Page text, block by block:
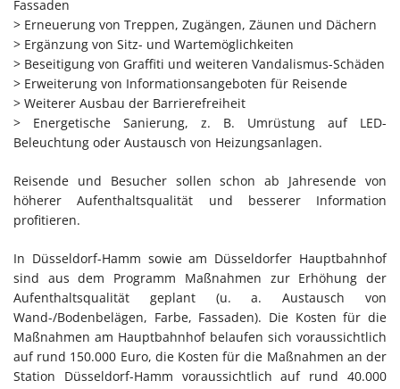
Fassaden
> Erneuerung von Treppen, Zugängen, Zäunen und Dächern
> Ergänzung von Sitz- und Wartemöglichkeiten
> Beseitigung von Graffiti und weiteren Vandalismus-Schäden
> Erweiterung von Informationsangeboten für Reisende
> Weiterer Ausbau der Barrierefreiheit
> Energetische Sanierung, z. B. Umrüstung auf LED-
Beleuchtung oder Austausch von Heizungsanlagen.
Reisende und Besucher sollen schon ab Jahresende von
höherer Aufenthaltsqualität und besserer Information
profitieren.
In Düsseldorf-Hamm sowie am Düsseldorfer Hauptbahnhof
sind aus dem Programm Maßnahmen zur Erhöhung der
Aufenthaltsqualität geplant (u. a. Austausch von
Wand-/Bodenbelägen, Farbe, Fassaden). Die Kosten für die
Maßnahmen am Hauptbahnhof belaufen sich voraussichtlich
auf rund 150.000 Euro, die Kosten für die Maßnahmen an der
Station Düsseldorf-Hamm voraussichtlich auf rund 40.000